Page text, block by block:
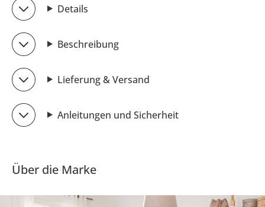
Details
Beschreibung
Lieferung & Versand
Anleitungen und Sicherheit
Über die Marke